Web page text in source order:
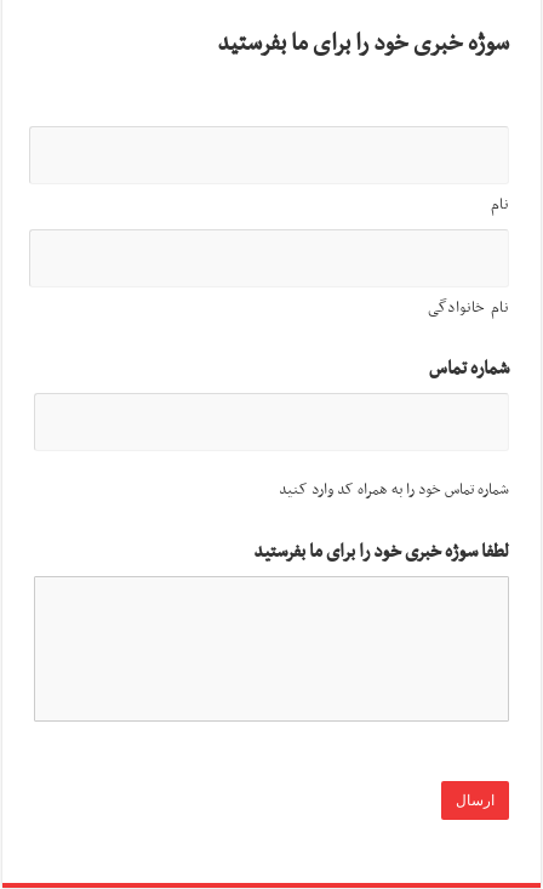
سوژه خبری خود را برای ما بفرستید
نام
نام خانوادگی
شماره تماس
شماره تماس خود را به همراه کد وارد کنید
لطفا سوژه خبری خود را برای ما بفرستید